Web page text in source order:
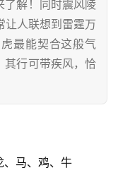
了解！同时震风陵
让人联想到雷霆万
最能契合这般气
其行可带疾风，恰
、马、鸡、牛